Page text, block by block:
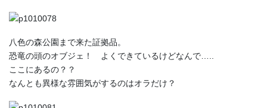
八色の森公園まで来た証拠品。
恐竜の頭のオブジェ！ よくできているけどなんで…..
ここにあるの？？
なんとも異様な雰囲気がするのはオラだけ？